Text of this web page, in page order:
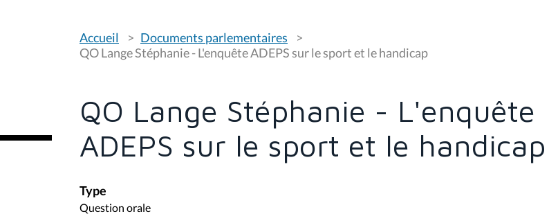
o
u
s
s
Accueil
Documents parlementaires
QO Lange Stéphanie - L'enquête ADEPS sur le sport et le handicap
QO Lange Stéphanie - L'enquête
ADEPS sur le sport et le handicap
Type
Question orale